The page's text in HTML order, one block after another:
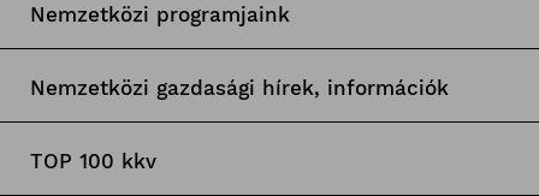
Nemzetközi programjaink
Nemzetközi gazdasági hírek, információk
TOP 100 kkv